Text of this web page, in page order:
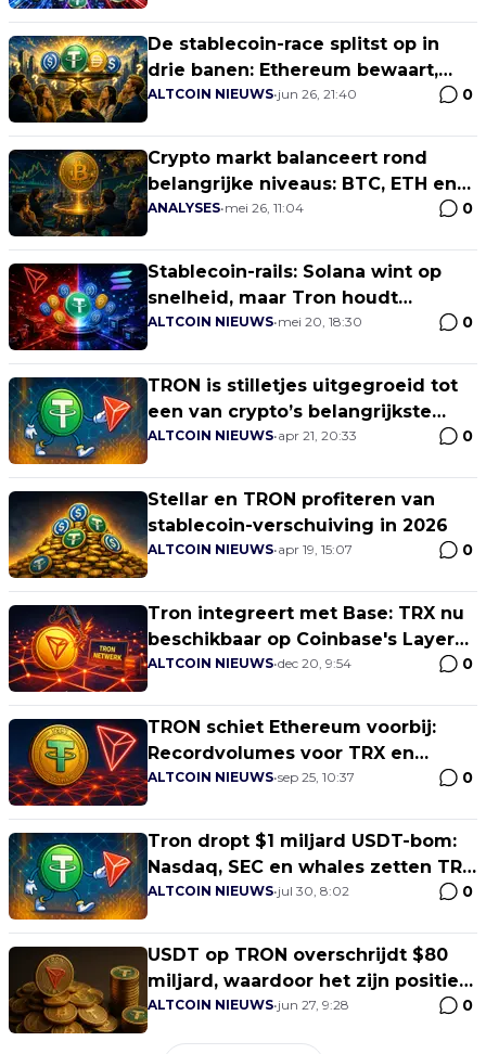
De stablecoin-race splitst op in
drie banen: Ethereum bewaart,
TRON verplaatst, Sui probeert de
ALTCOIN NIEUWS•jun 26, 21:40 0
Crypto markt balanceert rond
belangrijke niveaus: BTC, ETH en
SOL bepalen richting
ANALYSES•mei 26, 11:04 0
Stablecoin-rails: Solana wint op
snelheid, maar Tron houdt
dominantie
ALTCOIN NIEUWS•mei 20, 18:30 0
TRON is stilletjes uitgegroeid tot
een van crypto’s belangrijkste
dollarrails
ALTCOIN NIEUWS•apr 21, 20:33 0
Stellar en TRON profiteren van
stablecoin-verschuiving in 2026
ALTCOIN NIEUWS•apr 19, 15:07 0
Tron integreert met Base: TRX nu
beschikbaar op Coinbase's Layer
2-netwerk
ALTCOIN NIEUWS•dec 20, 9:54 0
TRON schiet Ethereum voorbij:
Recordvolumes voor TRX en
stablecoins!
ALTCOIN NIEUWS•sep 25, 10:37 0
Tron dropt $1 miljard USDT-bom:
Nasdaq, SEC en whales zetten TRX
in vuur en vlam!
ALTCOIN NIEUWS•jul 30, 8:02 0
USDT op TRON overschrijdt $80
miljard, waardoor het zijn positie
als leidend stablecoin-netwerk
ALTCOIN NIEUWS•jun 27, 9:28 0